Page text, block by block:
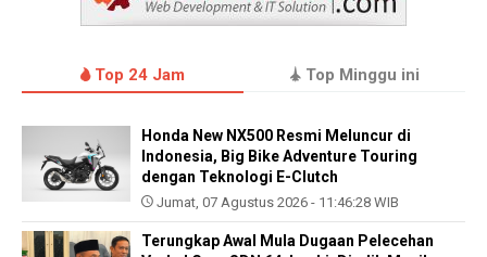
Top 24 Jam Top Minggu ini
Honda New NX500 Resmi Meluncur di
Indonesia, Big Bike Adventure Touring
dengan Teknologi E-Clutch
Jumat, 07 Agustus 2026 - 11:46:28 WIB
Terungkap Awal Mula Dugaan Pelecehan